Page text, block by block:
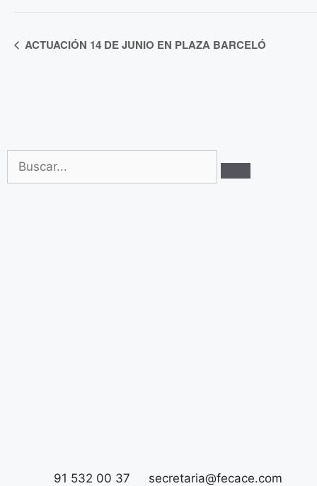
N
a
c
i
ACTUACIÓN 14 DE JUNIO EN PLAZA BARCELÓ
91 532 00 37 secretaria@fecace.com